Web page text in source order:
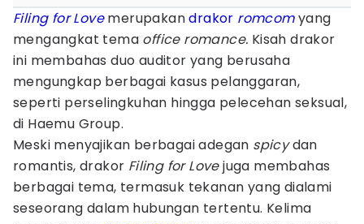
Filing for Love merupakandrakor romcomyang
mengangkat tema office romance. Kisah drakor
ini membahas duo auditor yang berusaha
mengungkap berbagai kasus pelanggaran,
seperti perselingkuhan hingga pelecehan seksual,
di Haemu Group.
Meski menyajikan berbagai adegan spicydan
romantis, drakor Filing for Lovejuga membahas
berbagai tema, termasuk tekanan yang dialami
seseorang dalam hubungan tertentu. Kelima